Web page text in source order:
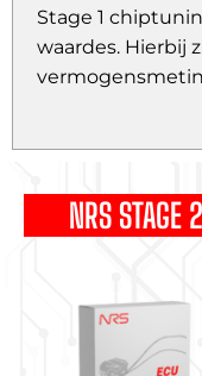
Stage 1
waardes. Hierbij
NRS STAGE 2